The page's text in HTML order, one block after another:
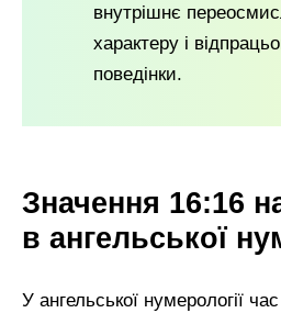
внутрішнє
характеру і
поведінки.
Значення 16:16
в ангельської
У ангельської нумерології